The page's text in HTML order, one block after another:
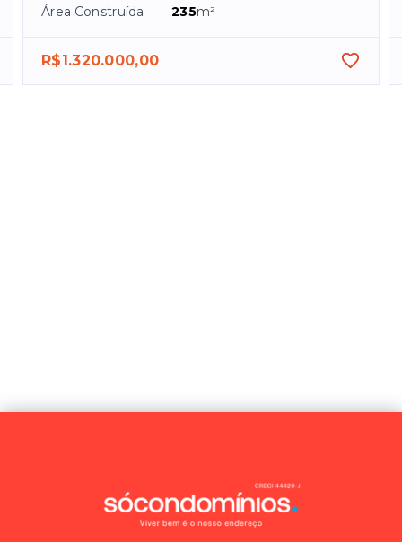
Área Construída
235m²
R$1.320.000,00